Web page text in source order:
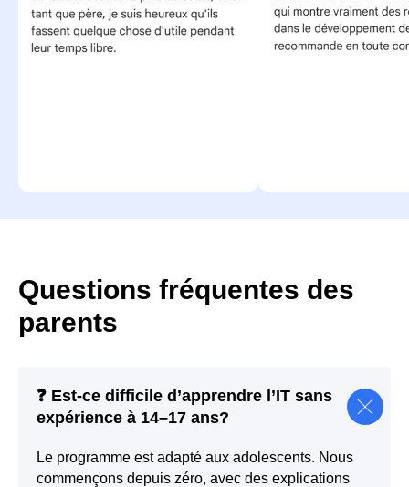
Questions fréquentes des
parents
❓ Est-ce difficile d’apprendre l’IT sans
expérience à 14–17 ans?
Le programme est adapté aux adolescents. Nous
commençons depuis zéro, avec des explications